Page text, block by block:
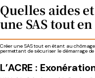
Quelles aides
une SAS tout
Créer une SAS tout en étant au
permettant de sécuriser le démarrage
L’ACRE :